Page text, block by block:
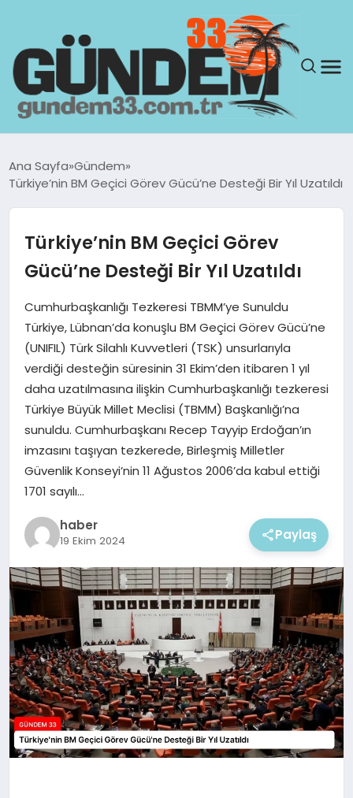
GÜNDEM
YAŞAM
SAĞLIK
EKONOMI
Ana Sayfa Gündem
Türkiye’nin BM Geçici Görev Gücü’ne Desteği Bir Yıl Uzatıldı
Türkiye’nin BM Geçici Görev
Gücü’ne Desteği Bir Yıl Uzatıldı
Cumhurbaşkanlığı Tezkeresi TBMM’ye Sunuldu
Türkiye, Lübnan’da konuşlu BM Geçici Görev Gücü’ne
(UNIFIL) Türk Silahlı Kuvvetleri (TSK) unsurlarıyla
verdiği desteğin süresinin 31 Ekim’den itibaren 1 yıl
daha uzatılmasına ilişkin Cumhurbaşkanlığı tezkeresi
Türkiye Büyük Millet Meclisi (TBMM) Başkanlığı’na
sunuldu. Cumhurbaşkanı Recep Tayyip Erdoğan’ın
imzasını taşıyan tezkerede, Birleşmiş Milletler
Güvenlik Konseyi’nin 11 Ağustos 2006’da kabul ettiği
1701 sayılı…
haber
19 Ekim 2024 Paylaş